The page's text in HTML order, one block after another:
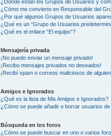
¿Donde están los Grupos de Usuarios y
¿Cómo me convierto en Responsable del
¿Por qué algunos Grupos de Usuarios
¿Qué es un “Grupo de Usuarios
¿Qué es el enlace “El equipo”?
Mensajería privada
¡No puedo enviar un mensaje privado!
¡Recibo mensajes privados no deseados!
¡Recibí spam o correos maliciosos de
Amigos e Ignorados
¿Qué es la lista de Mis Amigos e Ignorados?
¿Cómo se puede añadir o borrar usuarios
Búsqueda en los foros
¿Cómo se puede buscar en uno o varios